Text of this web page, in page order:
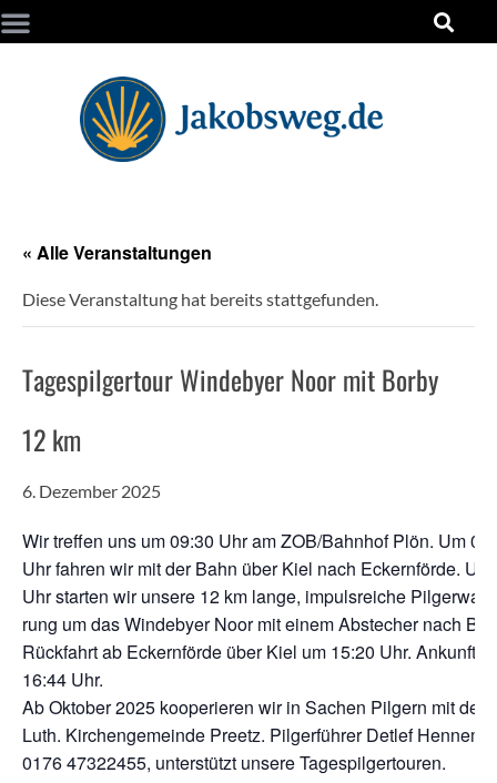
« Alle Veranstaltungen
Diese Veranstaltung hat bereits stattgefunden.
Tagespilgertour Windebyer Noor mit Borby
12 km
6. Dezember 2025
Wir tref­fen uns um 09:30 Uhr am ZOB/Bahnhof Plön. Um
Uhr fah­ren wir mit der Bahn über Kiel nach Eckern­för­de.
Uhr star­ten wir unse­re 12 km lan­ge, impuls­rei­che
rung um das Win­de­by­er Noor mit einem Abste­cher nach
Rück­fahrt ab Eckern­för­de über Kiel um 15:20 Uhr. Ankunft
16:44 Uhr.
Ab Okto­ber 2025 koope­rie­ren wir in Sachen Pil­gern mit der
Luth. Kir­chen­ge­mein­de Preetz. Pil­ger­füh­rer Det­lef
0176 47322455, unter­stützt unse­re Tagespilgertouren.